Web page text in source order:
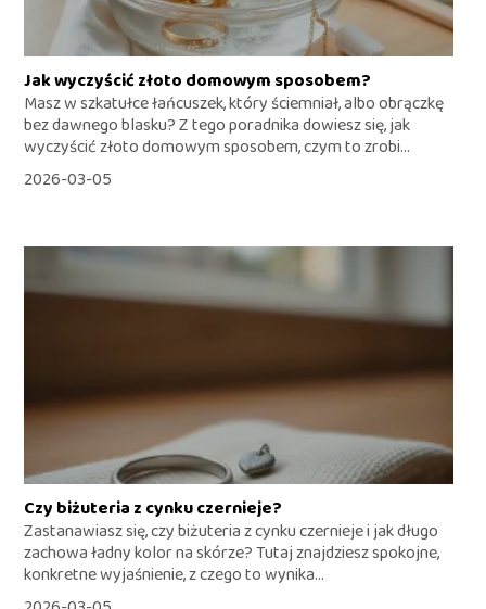
Jak wyczyścić złoto domowym sposobem?
Masz w szkatułce łańcuszek, który ściemniał, albo obrączkę
bez dawnego blasku? Z tego poradnika dowiesz się, jak
wyczyścić złoto domowym sposobem, czym to zrobi...
2026-03-05
Czy biżuteria z cynku czernieje?
Zastanawiasz się, czy biżuteria z cynku czernieje i jak długo
zachowa ładny kolor na skórze? Tutaj znajdziesz spokojne,
konkretne wyjaśnienie, z czego to wynika...